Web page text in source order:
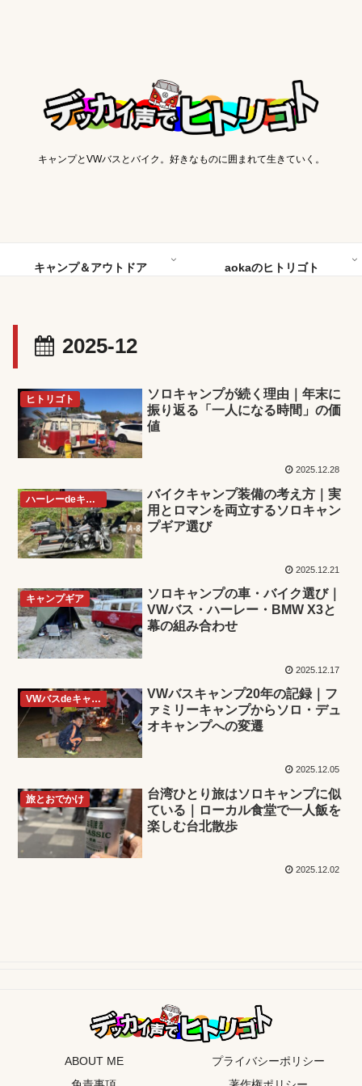
キャンプとVWバスとバイク。好きなものに囲まれて生きていく。
キャンプ＆アウトドア aokaのヒトリゴト
2025-12
ヒトリゴト
ソロキャンプが続く理由｜年末に
振り返る「一人になる時間」の価
値
2025.12.28
ハーレーdeキャンプ
バイクキャンプ装備の考え方｜実
用とロマンを両立するソロキャン
プギア選び
2025.12.21
キャンプギア
ソロキャンプの車・バイク選び｜
VWバス・ハーレー・BMW X3と
幕の組み合わせ
2025.12.17
VWバスdeキャンプ
VWバスキャンプ20年の記録｜フ
ァミリーキャンプからソロ・デュ
オキャンプへの変遷
2025.12.05
旅とおでかけ
台湾ひとり旅はソロキャンプに似
ている｜ローカル食堂で一人飯を
楽しむ台北散歩
2025.12.02
ABOUT ME
プライバシーポリシー